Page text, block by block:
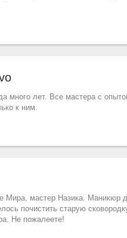
много лет. Все мастера с
к ним.
Мира, мастер Назика. Маникюр
почистить старую
Не пожалеете!